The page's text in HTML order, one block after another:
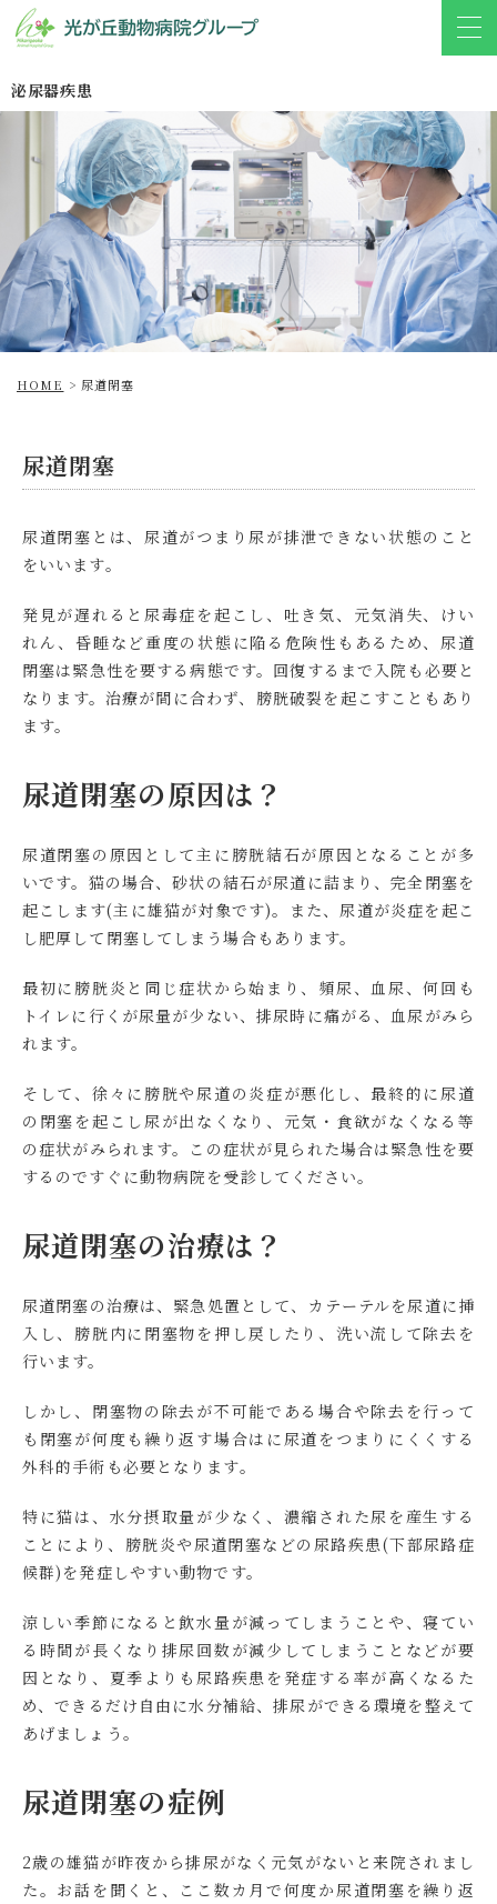
泌尿器疾患
HOME > 尿道閉塞
尿道閉塞
尿道閉塞とは、尿道がつまり尿が排泄できない状態のこと
をいいます。
発見が遅れると尿毒症を起こし、吐き気、元気消失、けい
れん、昏睡など重度の状態に陥る危険性もあるため、尿道
閉塞は緊急性を要する病態です。回復するまで入院も必要と
なります。治療が間に合わず、膀胱破裂を起こすこともあり
ます。
尿道閉塞の原因は？
尿道閉塞の原因として主に膀胱結石が原因となることが多
いです。猫の場合、砂状の結石が尿道に詰まり、完全閉塞を
起こします(主に雄猫が対象です)。また、尿道が炎症を起こ
し肥厚して閉塞してしまう場合もあります。
最初に膀胱炎と同じ症状から始まり、頻尿、血尿、何回も
トイレに行くが尿量が少ない、排尿時に痛がる、血尿がみら
れます。
そして、徐々に膀胱や尿道の炎症が悪化し、最終的に尿道
の閉塞を起こし尿が出なくなり、元気・食欲がなくなる等
の症状がみられます。この症状が見られた場合は緊急性を要
するのですぐに動物病院を受診してください。
尿道閉塞の治療は？
尿道閉塞の治療は、緊急処置として、カテーテルを尿道に挿
入し、膀胱内に閉塞物を押し戻したり、洗い流して除去を
行います。
しかし、閉塞物の除去が不可能である場合や除去を行って
も閉塞が何度も繰り返す場合はに尿道をつまりにくくする
外科的手術も必要となります。
特に猫は、水分摂取量が少なく、濃縮された尿を産生する
ことにより、膀胱炎や尿道閉塞などの尿路疾患(下部尿路症
候群)を発症しやすい動物です。
涼しい季節になると飲水量が減ってしまうことや、寝てい
る時間が長くなり排尿回数が減少してしまうことなどが要
因となり、夏季よりも尿路疾患を発症する率が高くなるた
め、できるだけ自由に水分補給、排尿ができる環境を整えて
あげましょう。
尿道閉塞の症例
2歳の雄猫が昨夜から排尿がなく元気がないと来院されまし
た。お話を聞くと、ここ数カ月で何度か尿道閉塞を繰り返